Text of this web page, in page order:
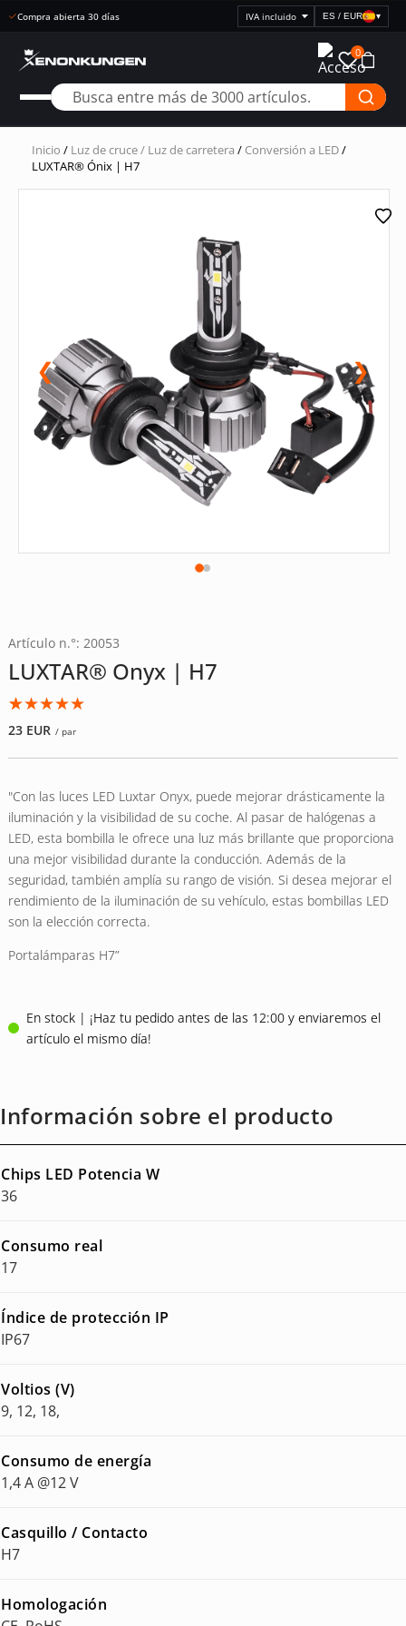
Entrega rápida
Seleccionar
visualización
precios
ES / EUR ▾
0
Inicio / Luz de cruce / Luz de carretera / Conversión a LED/
LUXTAR® Ónix | H7
❮ ❯
Artículo n.°: 20053
LUXTAR® Onyx | H7
Valorado
5 en base
3
valoraciones
de clientes
23 EUR / par
"Con las luces LED Luxtar Onyx, puede mejorar drásticamente la
iluminación y la visibilidad de su coche. Al pasar de halógenas a
LED, esta bombilla le ofrece una luz más brillante que proporciona
una mejor visibilidad durante la conducción. Además de la
seguridad, también amplía su rango de visión. Si desea mejorar el
rendimiento de la iluminación de su vehículo, estas bombillas LED
son la elección correcta.
Portalámparas H7”
En stock | ¡Haz tu pedido antes de las 12:00 y enviaremos el
artículo el mismo día!
Información sobre el producto
Chips LED Potencia W
36
Consumo real
17
Índice de protección IP
IP67
Voltios (V)
9, 12, 18,
Consumo de energía
1,4 A @12 V
Casquillo / Contacto
H7
Homologación